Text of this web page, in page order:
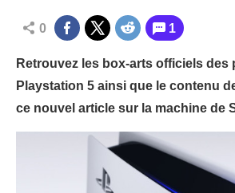
0 1
Retrouvez les box-arts officiels des
Playstation 5 ainsi que le contenu
ce nouvel article sur la machine de